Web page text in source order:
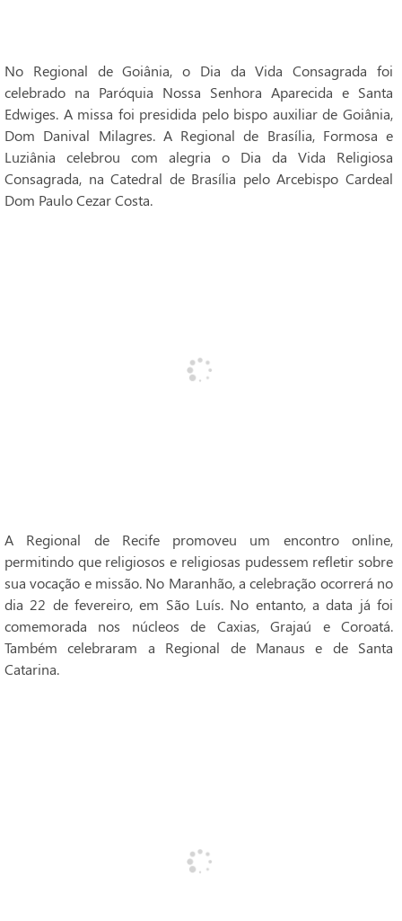
No Regional de Goiânia, o Dia da Vida Consagrada foi
celebrado na Paróquia Nossa Senhora Aparecida e Santa
Edwiges. A missa foi presidida pelo bispo auxiliar de Goiânia,
Dom Danival Milagres. A Regional de Brasília, Formosa e
Luziânia celebrou com alegria o Dia da Vida Religiosa
Consagrada, na Catedral de Brasília pelo Arcebispo Cardeal
Dom Paulo Cezar Costa.
A Regional de Recife promoveu um encontro online,
permitindo que religiosos e religiosas pudessem refletir sobre
sua vocação e missão. No Maranhão, a celebração ocorrerá no
dia 22 de fevereiro, em São Luís. No entanto, a data já foi
comemorada nos núcleos de Caxias, Grajaú e Coroatá.
Também celebraram a Regional de Manaus e de Santa
Catarina.